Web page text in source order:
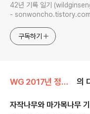
42년 기록 일기 (wildginseng.or.kr -
-
구독하기
WG 2017년 정유년 기록 의
자작나무와 마가목나무